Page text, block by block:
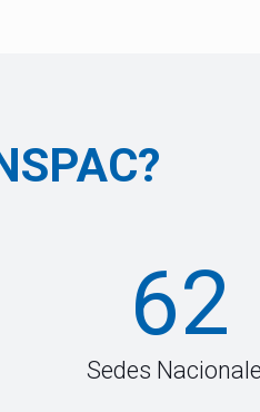
62
Sedes